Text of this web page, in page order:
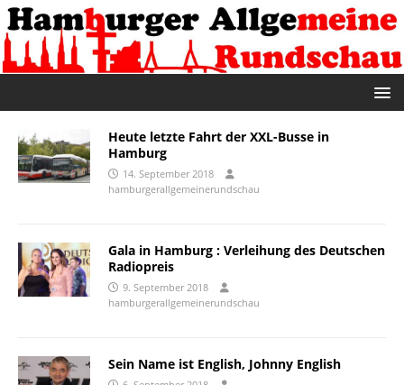
Heute letzte Fahrt der XXL-Busse in
Hamburg
14. September 2018
hamburgerallgemeinerundschau
Gala in Hamburg : Verleihung des Deutschen
Radiopreis
9. September 2018
hamburgerallgemeinerundschau
Sein Name ist English, Johnny English